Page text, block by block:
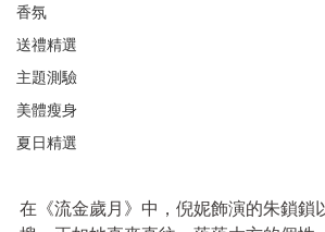
香氛
送禮精選
主題測驗
美體瘦身
夏日精選
在《流金歲月》中，倪妮飾演的朱鎖鎖